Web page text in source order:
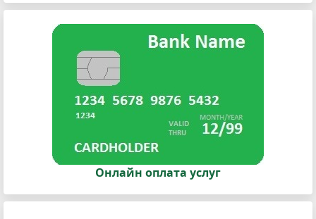
Онлайн оплата услуг